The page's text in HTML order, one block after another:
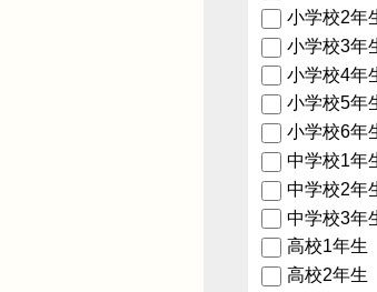
小学校2年
小学校3年
小学校4年
小学校5年
小学校6年
中学校1年
中学校2年
中学校3年
高校1年生
高校2年生